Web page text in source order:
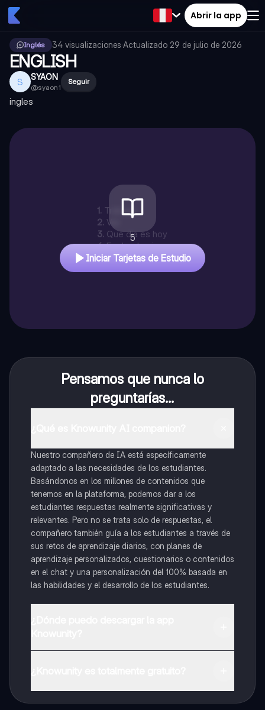
Abrir la app
Inglés 34 visualizaciones·Actualizado 29 de julio de 2026
ENGLISH
S SYAON
@syaon1
Seguir
ingles
1. Trabajar
2. Ver
3. Que dia es hoy
4. En donde vives
5
Iniciar Tarjetas de Estudio
Pensamos que nunca lo
preguntarías...
Nuestro compañero de IA está específicamente
adaptado a las necesidades de los estudiantes.
Basándonos en los millones de contenidos que
tenemos en la plataforma, podemos dar a los
estudiantes respuestas realmente significativas y
relevantes. Pero no se trata solo de respuestas, el
compañero también guía a los estudiantes a través de
sus retos de aprendizaje diarios, con planes de
aprendizaje personalizados, cuestionarios o contenidos
en el chat y una personalización del 100% basada en
las habilidades y el desarrollo de los estudiantes.